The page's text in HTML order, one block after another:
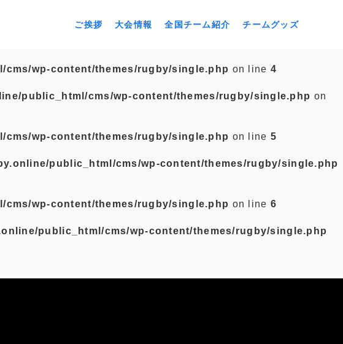
ご挨拶 大会情報 全国チーム紹介 チームグッズ
wp-content/themes/rugby/single.php on line 4
public_html/cms/wp-content/themes/rugby/single.php on
wp-content/themes/rugby/single.php on line 5
public_html/cms/wp-content/themes/rugby/single.php
wp-content/themes/rugby/single.php on line 6
public_html/cms/wp-content/themes/rugby/single.php